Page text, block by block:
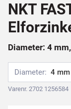
NKT
Diameter: 4
Diameter: 4 mm
Varenr. 2702 1256584